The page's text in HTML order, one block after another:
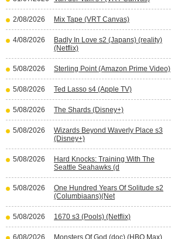
2/08/2026 Mix Tape (VRT Canvas)
4/08/2026
Badly In Love s2 (Japans) (reality)
(Netflix)
5/08/2026 Sterling Point (Amazon Prime Video)
5/08/2026 Ted Lasso s4 (Apple TV)
5/08/2026 The Shards (Disney+)
5/08/2026
Wizards Beyond Waverly Place s3
(Disney+)
5/08/2026
Hard Knocks: Training With The
Seattle Seahawks (d
5/08/2026
One Hundred Years Of Solitude s2
(Columbiaans)(Net
5/08/2026 1670 s3 (Pools) (Netflix)
6/08/2026 Monsters Of God (doc) (HBO Max)